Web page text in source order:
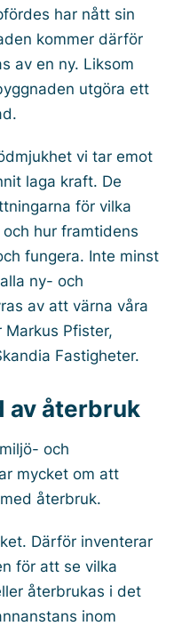
har nått sin
kommer därför
av en ny. Liksom
utgöra ett
vi tar emot
laga kraft. De
för vilka
hur framtidens
fungera. Inte minst
ny- och
av att värna våra
Markus Pfister,
Fastigheter.
av återbruk
och
mycket om att
återbruk.
Därför inventerar
för att se vilka
återbrukas i det
inom